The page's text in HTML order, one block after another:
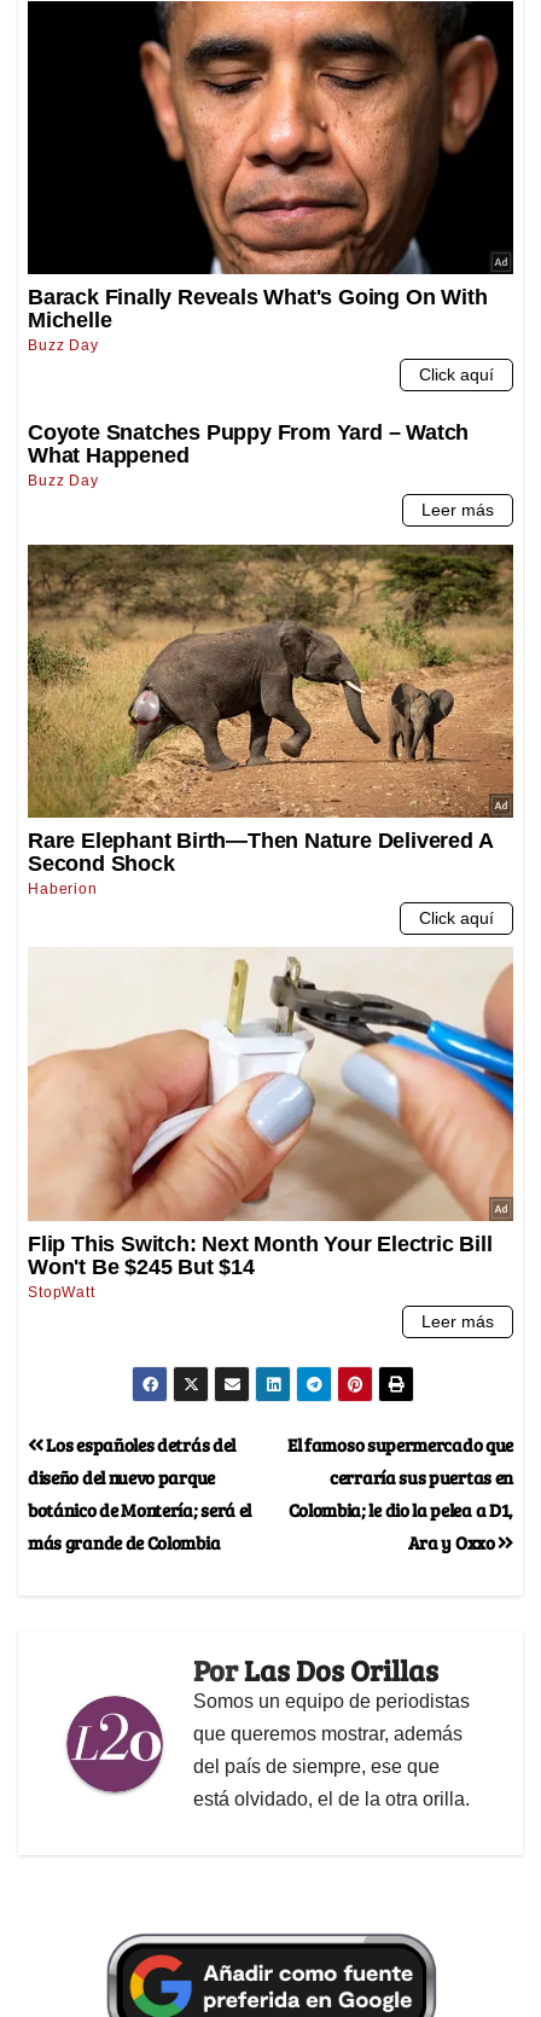
El famoso supermercado que
cerraría sus puertas en
Colombia; le dio la pelea a D1,
Ara y Oxxo
Los españoles detrás del
diseño del nuevo parque
botánico de Montería; será el
más grande de Colombia
PorLas Dos Orillas
Somos un equipo de periodistas
que queremos mostrar, además
del país de siempre, ese que
está olvidado, el de la otra orilla.